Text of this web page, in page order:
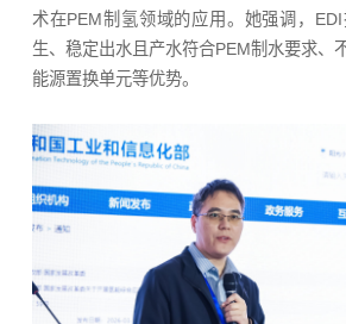
术在PEM制氢领域的应用。她强调，
生、稳定出水且产水符合PEM制水要求、
能源置换单元等优势。